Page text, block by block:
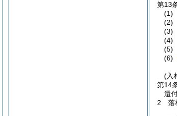
第13
(1)
(2)
(3)
(4)
(5)
(6)
(入
第14
還
2
落